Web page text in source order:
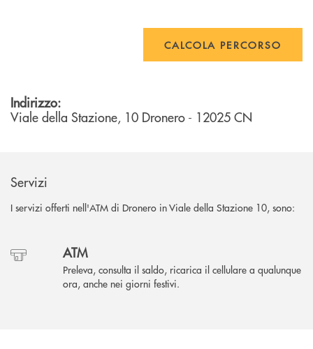
CALCOLA PERCORSO
Indirizzo:
Viale della Stazione, 10 Dronero - 12025 CN
Servizi
I servizi offerti nell'ATM di Dronero in Viale della Stazione 10, sono:
ATM
Preleva, consulta il saldo, ricarica il cellulare a qualunque
ora, anche nei giorni festivi.